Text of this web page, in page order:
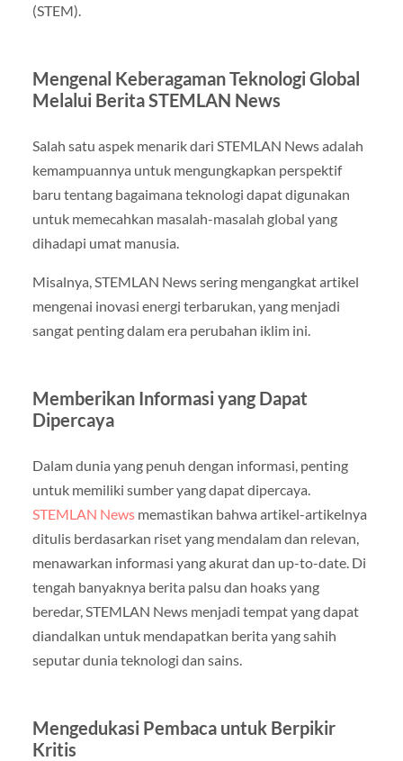
(STEM).
Mengenal Keberagaman Teknologi Global
Melalui Berita STEMLAN News
Salah satu aspek menarik dari STEMLAN News adalah
kemampuannya untuk mengungkapkan perspektif
baru tentang bagaimana teknologi dapat digunakan
untuk memecahkan masalah-masalah global yang
dihadapi umat manusia.
Misalnya, STEMLAN News sering mengangkat artikel
mengenai inovasi energi terbarukan, yang menjadi
sangat penting dalam era perubahan iklim ini.
Memberikan Informasi yang Dapat
Dipercaya
Dalam dunia yang penuh dengan informasi, penting
untuk memiliki sumber yang dapat dipercaya.
STEMLAN Newsmemastikan bahwa artikel-artikelnya
ditulis berdasarkan riset yang mendalam dan relevan,
menawarkan informasi yang akurat dan up-to-date. Di
tengah banyaknya berita palsu dan hoaks yang
beredar, STEMLAN News menjadi tempat yang dapat
diandalkan untuk mendapatkan berita yang sahih
seputar dunia teknologi dan sains.
Mengedukasi Pembaca untuk Berpikir
Kritis